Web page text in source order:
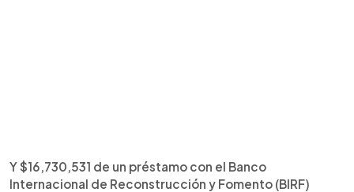
Y $16,730,531 de un préstamo con el Banco
Internacional de Reconstrucción y Fomento (BIRF)